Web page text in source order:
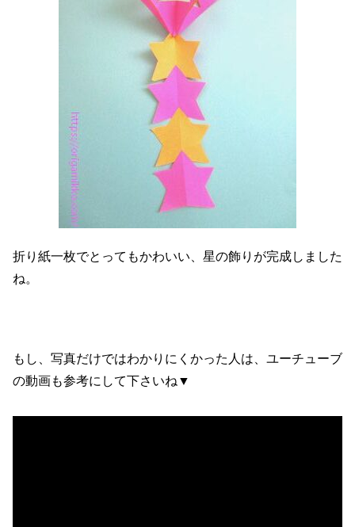
折り紙一枚でとってもかわいい、星の飾りが完成しました
ね。
もし、写真だけではわかりにくかった人は、ユーチューブ
の動画も参考にして下さいね▼